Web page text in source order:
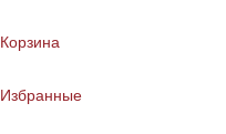
Корзина
Избранные